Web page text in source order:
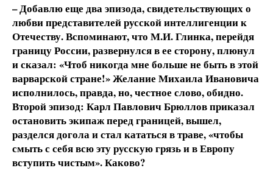
– Добавлю еще два эпизода, свидетельствующих о
любви представителей русской интеллигенции к
Отечеству. Вспоминают, что М.И. Глинка, перейдя
границу России, развернулся в ее сторону, плюнул
и сказал: «Чтоб никогда мне больше не быть в этой
варварской стране!» Желание Михаила Ивановича
исполнилось, правда, но, честное слово, обидно.
Второй эпизод: Карл Павлович Брюллов приказал
остановить экипаж перед границей, вышел,
разделся догола и стал кататься в траве, «чтобы
смыть с себя всю эту русскую грязь и в Европу
вступить чистым». Каково?